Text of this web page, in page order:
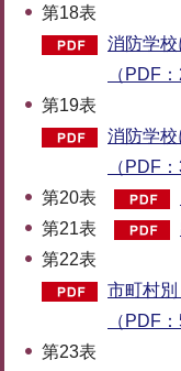
第18表
消防学校
（PDF
第19表
消防学校
（PDF
第20表
第21表
第22表
市町村
（PDF
第23表